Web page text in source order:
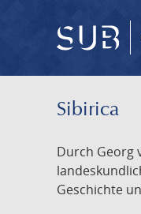
Sibirica
Durch Georg
Geschichte